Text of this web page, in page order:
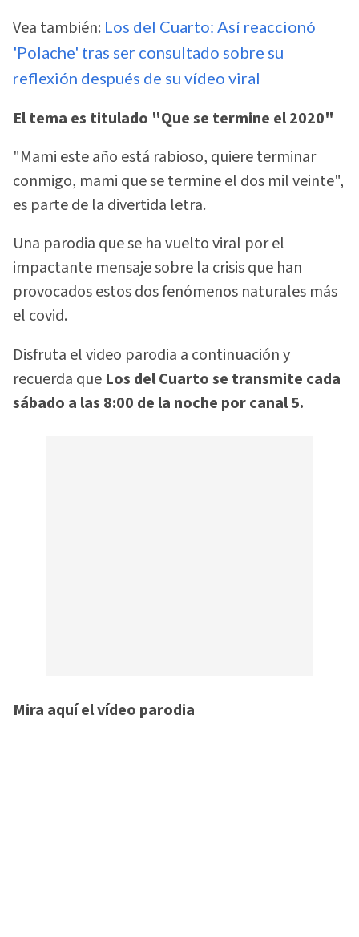
Vea también: Los del Cuarto: Así reaccionó
'Polache' tras ser consultado sobre su
reflexión después de su vídeo viral
El tema es titulado "Que se termine el 2020"
"Mami este año está rabioso, quiere terminar
conmigo, mami que se termine el dos mil veinte",
es parte de la divertida letra.
Una parodia que se ha vuelto viral por el
impactante mensaje sobre la crisis que han
provocados estos dos fenómenos naturales más
el covid.
Disfruta el video parodia a continuación y
recuerda que Los del Cuarto se transmite cada
sábado a las 8:00 de la noche por canal 5.
Mira aquí el vídeo parodia